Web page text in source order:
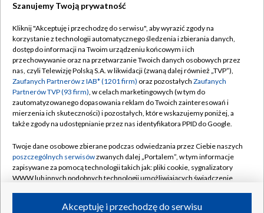
TVP
Abonament TVP
Emisja w TVP
Centrum informacji TVP
Naziemna Telewizja Cyfrowa
Rada Programowa
System NOS
Informacje o nadawcy
Regulamin TVP
Polityka prywatności
Moje zgody
Pomoc
Kontakt
Kanały
Szanujemy Twoją prywatność
Kliknij "Akceptuję i przechodzę do serwisu", aby wyrazić zgody na
korzystanie z technologii automatycznego śledzenia i zbierania danych,
dostęp do informacji na Twoim urządzeniu końcowym i ich
przechowywanie oraz na przetwarzanie Twoich danych osobowych przez
nas, czyli Telewizję Polską S.A. w likwidacji (zwaną dalej również „TVP”),
Zaufanych Partnerów z IAB* (1201 firm) oraz pozostałych Zaufanych
Partnerów TVP (93 firm), w celach marketingowych (w tym do
zautomatyzowanego dopasowania reklam do Twoich zainteresowań i
mierzenia ich skuteczności) i pozostałych, które wskazujemy poniżej, a
także zgody na udostępnianie przez nas identyfikatora PPID do Google.
Twoje dane osobowe zbierane podczas odwiedzania przez Ciebie naszych
poszczególnych serwisówzwanych dalej „Portalem”, w tym informacje
zapisywane za pomocą technologii takich jak: pliki cookie, sygnalizatory
WWW lub innych podobnych technologii umożliwiających świadczenie
ruchu w Internecie.Akceptuję i przechodzę do serwisu